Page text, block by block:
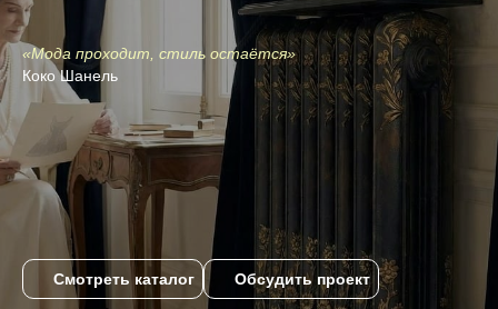
«Мода проходит, стиль остаётся»
Коко Шанель
Смотреть каталог Обсудить проект